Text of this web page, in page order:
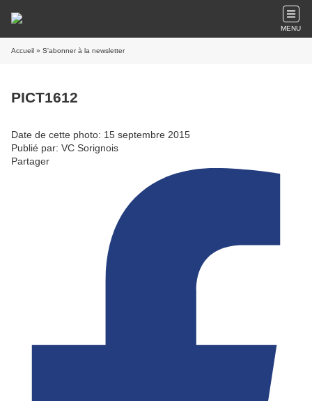
MENU
Accueil » S'abonner à la newsletter
PICT1612
Date de cette photo: 15 septembre 2015
Publié par: VC Sorignois
Partager